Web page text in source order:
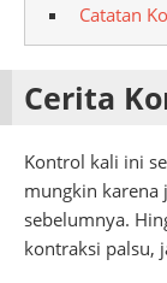
Catatan
Cerita
Kontrol kali ini
mungkin karena
sebelumnya.
kontraksi palsu,